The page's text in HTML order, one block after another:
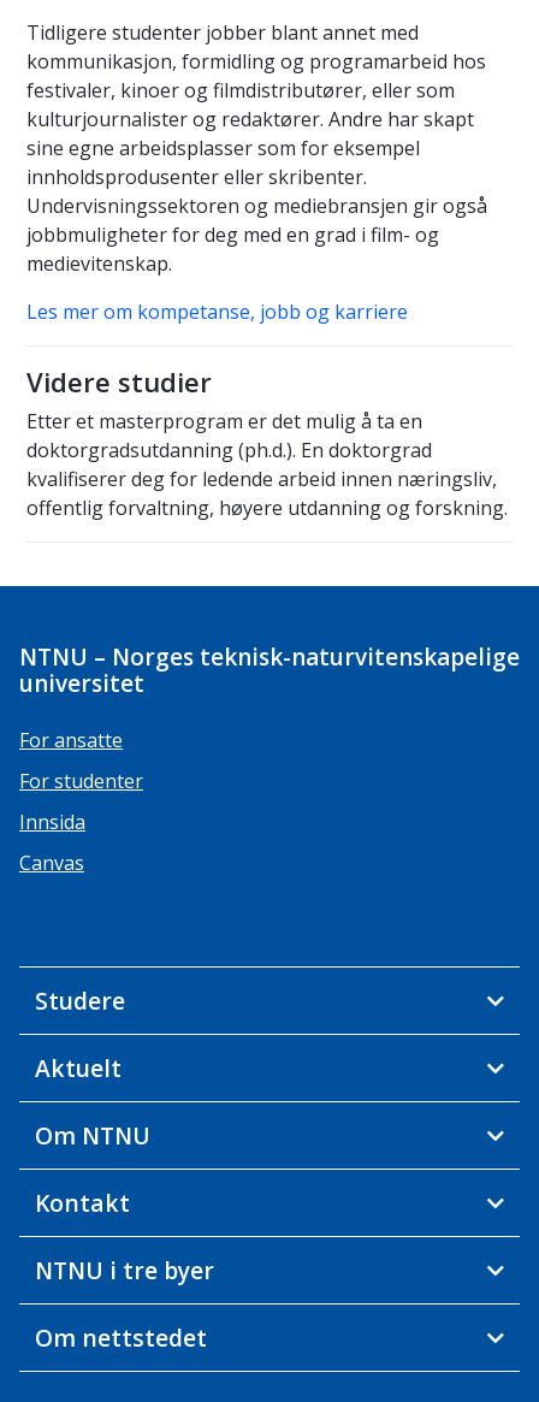
Tidligere studenter jobber blant annet med
kommunikasjon, formidling og programarbeid hos
festivaler, kinoer og filmdistributører, eller som
kulturjournalister og redaktører. Andre har skapt
sine egne arbeidsplasser som for eksempel
innholdsprodusenter eller skribenter.
Undervisningssektoren og mediebransjen gir også
jobbmuligheter for deg med en grad i film- og
medievitenskap.
Les mer om kompetanse, jobb og karriere
Videre studier
Etter et masterprogram er det mulig å ta en
doktorgradsutdanning (ph.d.). En doktorgrad
kvalifiserer deg for ledende arbeid innen næringsliv,
offentlig forvaltning, høyere utdanning og forskning.
NTNU – Norges teknisk-naturvitenskapelige
universitet
For ansatte
For studenter
Innsida
Canvas
Studere
Aktuelt
Om NTNU
Kontakt
NTNU i tre byer
Om nettstedet